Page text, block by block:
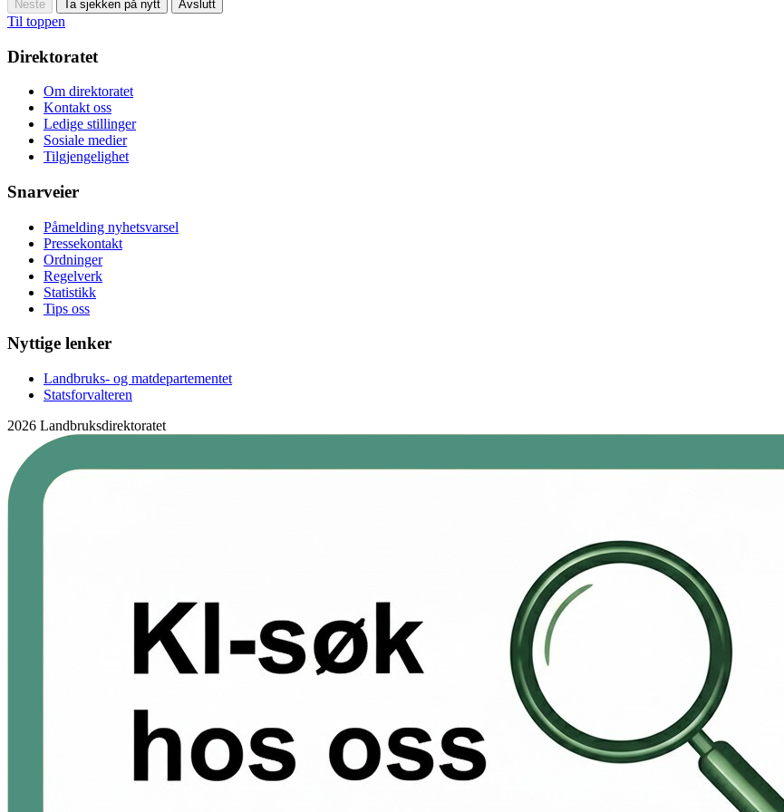
Neste Ta sjekken på nytt Avslutt
Til toppen
Direktoratet
Om direktoratet
Kontakt oss
Ledige stillinger
Sosiale medier
Tilgjengelighet
Snarveier
Påmelding nyhetsvarsel
Pressekontakt
Ordninger
Regelverk
Statistikk
Tips oss
Nyttige lenker
Landbruks- og matdepartementet
Statsforvalteren
2026 Landbruksdirektoratet